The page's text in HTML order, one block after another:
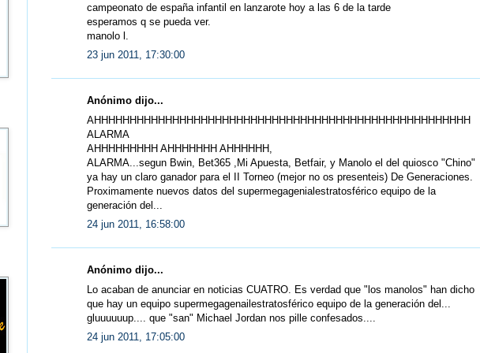
campeonato de españa infantil en lanzarote hoy a las 6 de la tarde
esperamos q se pueda ver.
manolo l.
23 jun 2011, 17:30:00
Anónimo dijo...
AHHHHHHHHHHHHHHHHHHHHHHHHHHHHHHHHHHHHHHHHHHHHHHHHHHHHH
ALARMA
AHHHHHHHHH AHHHHHHH AHHHHHH,
ALARMA...segun Bwin, Bet365 ,Mi Apuesta, Betfair, y Manolo el del quiosco "Chino"
ya hay un claro ganador para el II Torneo (mejor no os presenteis) De Generaciones.
Proximamente nuevos datos del supermegagenialestratosférico equipo de la
generación del...
24 jun 2011, 16:58:00
Anónimo dijo...
Lo acaban de anunciar en noticias CUATRO. Es verdad que "los manolos" han dicho
que hay un equipo supermegagenailestratosférico equipo de la generación del...
gluuuuuup.... que "san" Michael Jordan nos pille confesados....
24 jun 2011, 17:05:00